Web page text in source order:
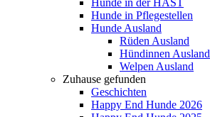
Hunde in Pflegestellen
Hunde Ausland
Rüden Ausland
Hündinnen Ausland
Welpen Ausland
Zuhause gefunden
Geschichten
Happy End Hunde 2026